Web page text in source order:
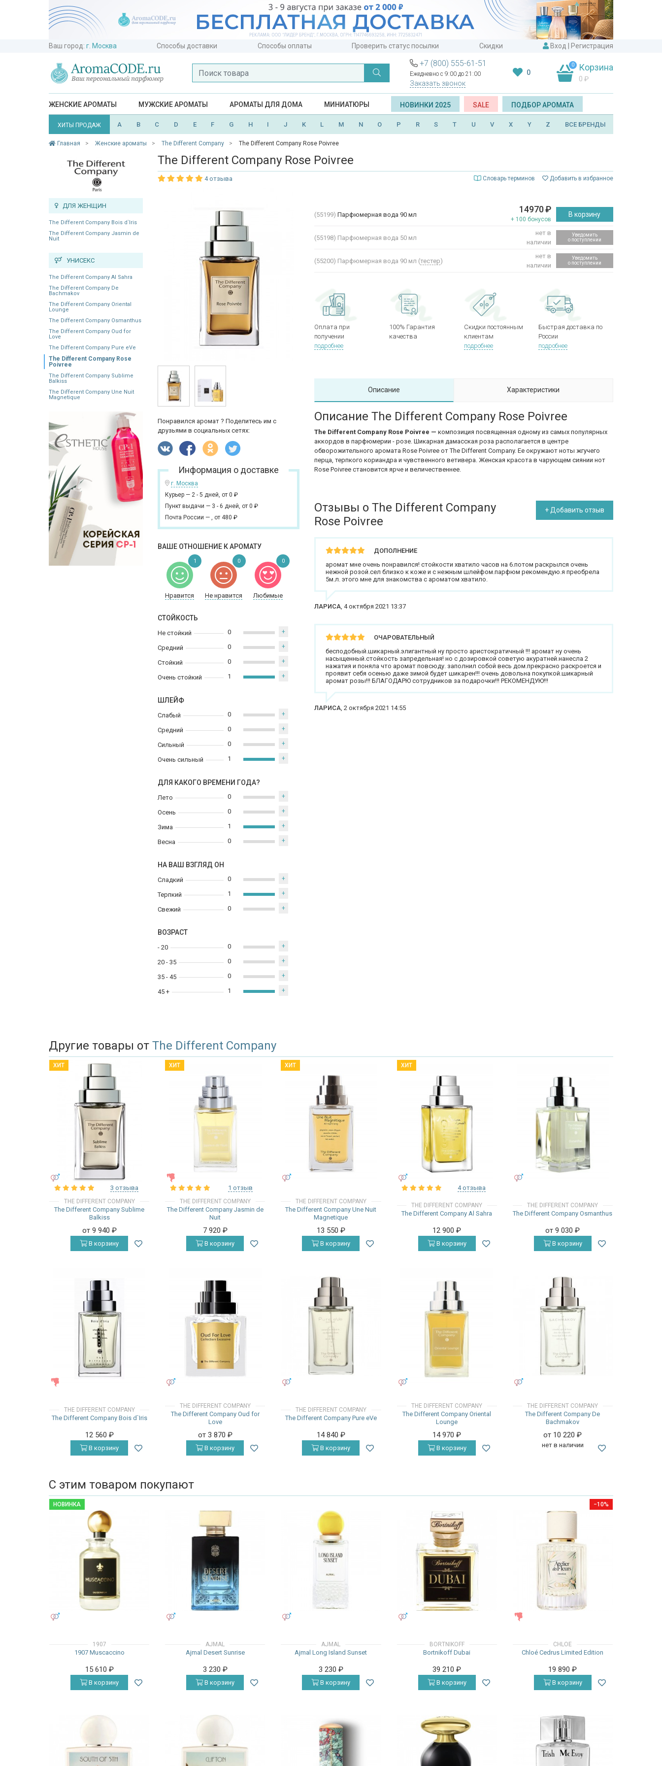
Ваш город: г. Москва Способы доставки Способы оплаты Проверить статус посылки Скидки Вход Регистрация
+7 (800) 555-61-51
Ежедневно с 9:00 до 21:00
Заказать звонок
0
0 Корзина
0 ₽
ЖЕНСКИЕ АРОМАТЫ МУЖСКИЕ АРОМАТЫ АРОМАТЫ ДЛЯ ДОМА МИНИАТЮРЫ НОВИНКИ 2025 SALE ПОДБОР АРОМАТА
ХИТЫ ПРОДАЖ A B C D E F G H I J K L M N O P R S T U V X Y Z ВСЕ БРЕНДЫ
Главная Женские ароматы The Different Company The Different Company Rose Poivree
ДЛЯ ЖЕНЩИН
The Different Company Bois d`Iris
The Different Company Jasmin de
Nuit
УНИСЕКС
The Different Company Al Sahra
The Different Company De
Bachmakov
The Different Company Oriental
Lounge
The Different Company Osmanthus
The Different Company Oud for
Love
The Different Company Pure eVe
The Different Company Rose
Poivree
The Different Company Sublime
Balkiss
The Different Company Une Nuit
Magnetique
The Different Company Rose Poivree
4 отзыва Словарь терминов Добавить в избранное
Понравился аромат ? Поделитесь им с
друзьями в социальных сетях:
Информация о доставке
г. Москва
Курьер — 2 - 5 дней, от 0 ₽
Пункт выдачи — 3 - 6 дней, от 0 ₽
Почта России — , от 480 ₽
ВАШЕ ОТНОШЕНИЕ К АРОМАТУ
Нравится Не нравится Любимые
1 0 0
СТОЙКОСТЬ
Не стойкий
Средний
Стойкий
Очень стойкий
0 +
0 +
0 +
1 +
ШЛЕЙФ
Слабый
Средний
Сильный
Очень сильный
0 +
0 +
0 +
1 +
ДЛЯ КАКОГО ВРЕМЕНИ ГОДА?
Лето
Осень
Зима
Весна
0 +
0 +
1 +
0 +
НА ВАШ ВЗГЛЯД ОН
Сладкий
Терпкий
Свежий
0 +
1 +
0 +
ВОЗРАСТ
- 20
20 - 35
35 - 45
45 +
0 +
0 +
0 +
1 +
(55199) Парфюмерная вода 90 мл 14970₽
+ 100 бонусов
В корзину
(55198) Парфюмерная вода 50 мл
нет в
наличии
Уведомить
о поступлении
(55200) Парфюмерная вода 90 мл (тестер)
нет в
наличии
Уведомить
о поступлении
Оплата при
получении
подробнее
100% Гарантия
качества
Скидки постоянным
клиентам
подробнее
Быстрая доставка по
России
подробнее
Описание Характеристики
Описание The Different Company Rose Poivree
The Different Company Rose Poivree —композиция посвященная одному из самых популярных
аккордов в парфюмерии - розе. Шикарная дамасская роза располагается в центре
обворожительного аромата Rose Poivree от The Different Company. Ее окружают ноты жгучего
перца, терпкого кориандра и чувственного ветивера. Женская красота в чарующем сиянии нот
Rose Poivree становится ярче и величественнее.
Отзывы о The Different Company
Rose Poivree
+ Добавить отзыв
ДОПОЛНЕНИЕ
аромат мне очень понравился! стойкости хватило часов на 6.потом раскрылся очень
нежной розой.сел близко к коже и с нежным шлейфом.парфюм рекомендую.я преобрела
5м.л. этого мне для знакомства с ароматом хватило.
ЛАРИСА,4 октября 2021 13:37
ОЧАРОВАТЕЛЬНЫЙ
бесподобный.шикарный.элигантный ну просто аристократичный !!! аромат ну очень
насыщенный.стойкость запредельная! но с дозировкой советую акуратней.нанесла 2
нажатия и поняла что аромат повсюду. заполнил собой весь дом.прекрасно раскроется и
проявит себя осенью даже зимой будет шикарен!!! очень довольна покупкой.шикарный
аромат розы!!! БЛАГОДАРЮ сотрудников за подарочки!!! РЕКОМЕНДУЮ!!!
ЛАРИСА,2 октября 2021 14:55
Другие товары от The Different Company
ХИТ
УНИСЕКС
3 отзыва
THE DIFFERENT COMPANY
The Different Company Sublime
Balkiss
от 9 940 ₽
В корзину
ХИТ
1 отзыв
THE DIFFERENT COMPANY
The Different Company Jasmin de
Nuit
7 920 ₽
В корзину
ХИТ
THE DIFFERENT COMPANY
The Different Company Une Nuit
Magnetique
13 550 ₽
В корзину
ХИТ
4 отзыва
THE DIFFERENT COMPANY
The Different Company Al Sahra
12 900₽
В корзину
THE DIFFERENT COMPANY
The Different Company Osmanthus
от 9 030₽
В корзину
THE DIFFERENT COMPANY
The Different Company Bois d`Iris
12 560 ₽
В корзину
THE DIFFERENT COMPANY
The Different Company Oud for
Love
от 3 870 ₽
В корзину
THE DIFFERENT COMPANY
The Different Company Pure eVe
14 840 ₽
В корзину
THE DIFFERENT COMPANY
The Different Company Oriental
Lounge
14 970₽
В корзину
THE DIFFERENT COMPANY
The Different Company De
Bachmakov
от 10 220₽
нет в наличии
С этим товаром покупают
НОВИНКА
1907
1907 Muscaccino
15 610 ₽
В корзину
AJMAL
Ajmal Desert Sunrise
3 230 ₽
В корзину
AJMAL
Ajmal Long Island Sunset
3 230 ₽
В корзину
BORTNIKOFF
Bortnikoff Dubai
39 210₽
В корзину
−10%
CHLOE
Chloé Cedrus Limited Edition
19 890₽
В корзину